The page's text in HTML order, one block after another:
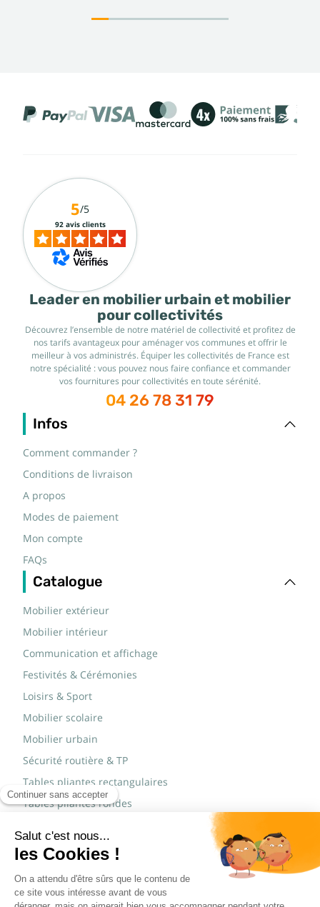
Leader en mobilier urbain et mobilier
pour collectivités
Découvrez l’ensemble de notre matériel de collectivité et profitez de
nos tarifs avantageux pour aménager vos communes et offrir le
meilleur à vos administrés. Équiper les collectivités de France est
notre spécialité : vous pouvez nous faire confiance et commander
vos fournitures pour collectivités en toute sérénité.
04 26 78 31 79
Infos
Comment commander ?
Conditions de livraison
A propos
Modes de paiement
Mon compte
FAQs
Catalogue
Mobilier extérieur
Mobilier intérieur
Communication et affichage
Festivités & Cérémonies
Loisirs & Sport
Mobilier scolaire
Mobilier urbain
Sécurité routière & TP
Tables pliantes rectangulaires
Tables pliantes rondes
Marques
JAD Groupe
Procity®
5/5
92 avis clients